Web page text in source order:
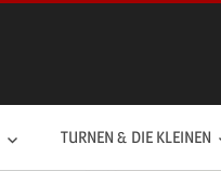
TURNEN & DIE KLEINEN